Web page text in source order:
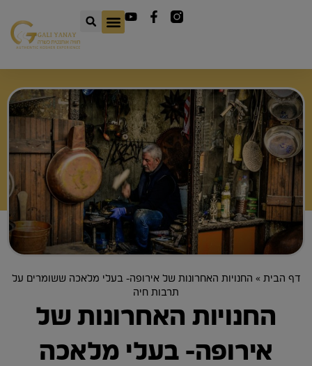
דף הבית » החנויות האחרונות של אירופה- בעלי מלאכה ששומרים על
תרבות חיה
החנויות האחרונות של
אירופה- בעלי מלאכה